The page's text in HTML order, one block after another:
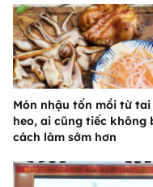
Món nhậu tốn mồi từ tai
heo, ai cũng tiếc không
cách làm sớm hơn